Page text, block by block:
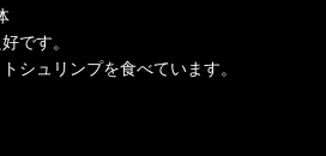
です。
シュリンプを食べています。